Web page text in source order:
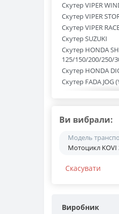
Скутер VIPER
Скутер VIPER
Скутер VIPER
Скутер SUZUKI
Скутер HONDA SH
125/150/200/250/
Скутер HONDA
Скутер FADA JOG
Скутер FADA JOG
Скутер 50/80/125/
Мотоцикл VIPER
Мотоцикл VIPER
Мотоцикл
3A)
Мотоцикл
Ви вибрали:
Модель
Мотоцикл KOVI
Скасувати
Виробник